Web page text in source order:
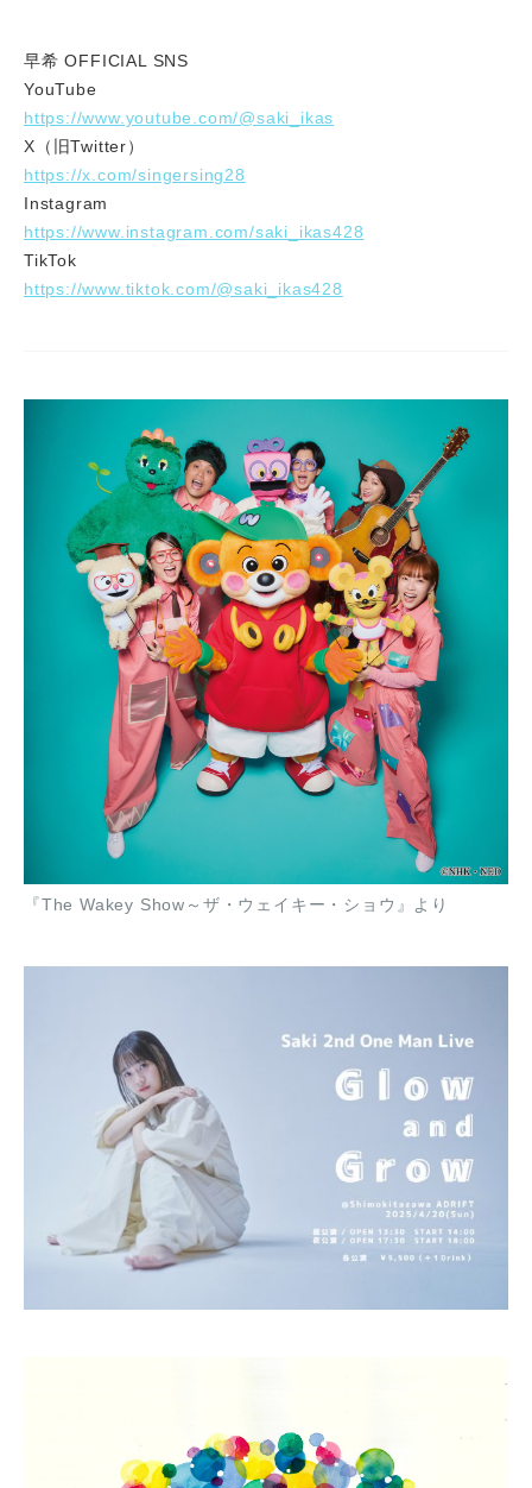
早希 OFFICIAL SNS
YouTube
https://www.youtube.com/@saki_ikas
X（旧Twitter）
https://x.com/singersing28
Instagram
https://www.instagram.com/saki_ikas428
TikTok
https://www.tiktok.com/@saki_ikas428
『The Wakey Show～ザ・ウェイキー・ショウ』より